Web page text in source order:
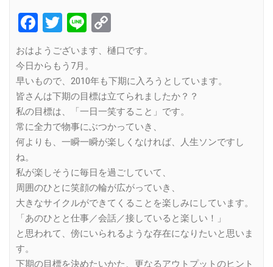
Facebook
Twitter
Line
Link
おはようございます、樋口です。
今日からもう7月。
早いもので、2010年も下期に入ろうとしています。
皆さんは下期の目標は立てられましたか？？
私の目標は、「一日一笑すること」です。
常に全力で物事にぶつかっていき、
何よりも、一瞬一瞬が楽しくなければ、人生ソンですし
ね。
私が楽しそうに毎日を過ごしていて、
周囲のひとに笑顔の輪が広がっていき、
大きなサイクルができてくることを楽しみにしています。
「あのひとと仕事／会話／接していると楽しい！」
と思われて、傍にいられるような存在になりたいと思いま
す。
下期の目標を決めたいかた、更なるアウトプットのヒント